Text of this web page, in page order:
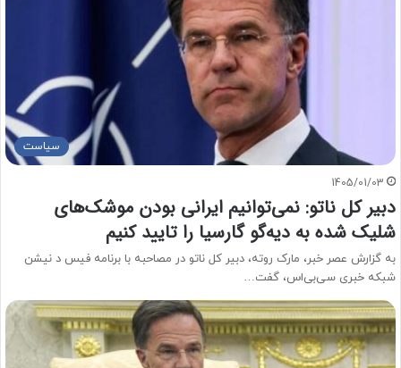
سیاست
1405/01/03
دبیر کل ناتو: نمی‌توانیم ایرانی بودن موشک‌های
شلیک شده به دیه‌گو گارسیا را تایید کنیم
به گزارش عصر خبر، مارک روته، دبیر کل ناتو در مصاحبه با برنامه فیس د نیشن
شبکه خبری سی‌بی‌اس، گفت…